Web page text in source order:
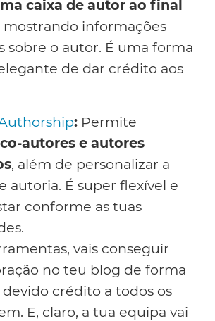
ma caixa de autor ao final
mostrando informações
sobre o autor. É uma forma
de dar crédito aos
: Permite
autores e autores
, além de personalizar a
autoria. É super flexível e
conforme as tuas
vais conseguir
no teu blog de forma
crédito a todos os
E, claro, a tua equipa vai